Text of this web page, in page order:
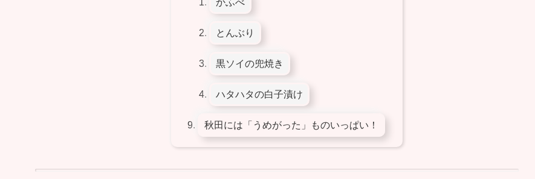
とんぶり
黒ソイの兜焼き
ハタハタの白子漬け
秋田には「うめがった」ものいっぱい！